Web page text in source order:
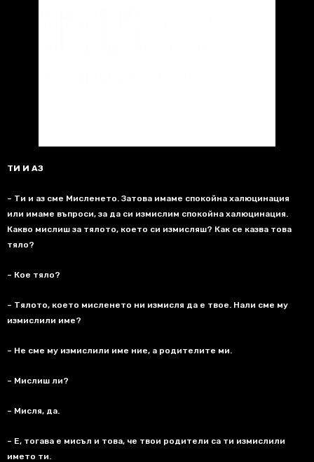
ТИ И АЗ
– Ти и аз сме Мисленето. Затова имаме спокойна халюцинация
или имаме въпроси, за да си измислим спокойна халюцинация.
Какво мислиш за тялото, което си измисляш? Как се казва това
тяло?
– Кое тяло?
– Тялото, което мисленето ни измисля да е твое. Нали сме му
измислили име?
– Не сме му измислили име ние, а родителите ми.
– Мислиш ли?
– Мисля, да.
– Е, тогава е мисъл и това, че твои родители са ти измислили
името ти.